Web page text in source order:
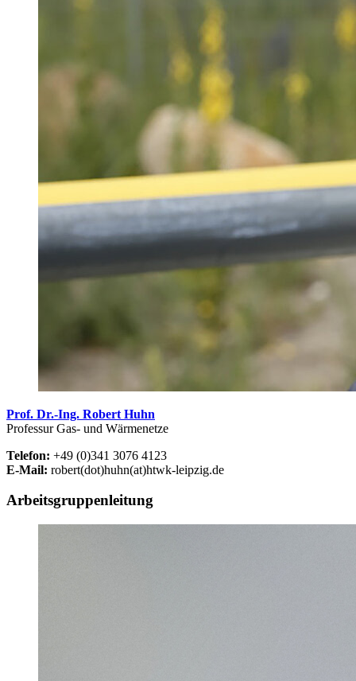
Prof. Dr.-Ing. Robert Huhn
Professur Gas- und Wärmenetze
Telefon: +49 (0)341 3076 4123
E-Mail: robert(dot)huhn(at)htwk-leipzig.de
Arbeitsgruppenleitung